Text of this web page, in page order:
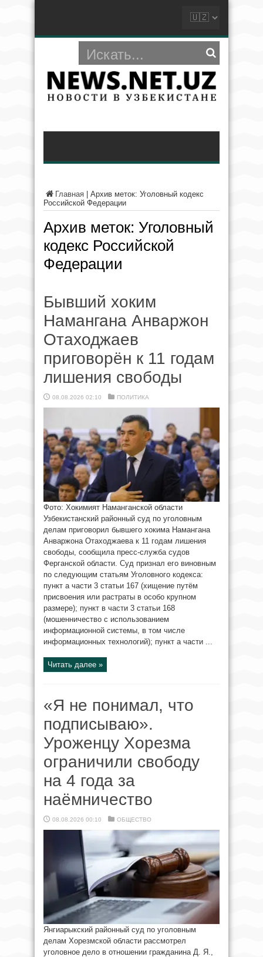
Главная
Архив меток: Уголовный кодекс
Российской Федерации
Архив меток: Уголовный
кодекс Российской
Федерации
Бывший хоким
Намангана Анваржон
Отаходжаев
приговорён к 11 годам
лишения свободы
08.08.2026 02:10 ПОЛИТИКА
Фото: Хокимият Наманганской области
Узбекистанский районный суд по уголовным
делам приговорил бывшего хокима Намангана
Анваржона Отаходжаева к 11 годам лишения
свободы, сообщила пресс-служба судов
Ферганской области. Суд признал его виновным
по следующим статьям Уголовного кодекса:
пункт а части 3 статьи 167 (хищение путём
присвоения или растраты в особо крупном
размере); пункт в части 3 статьи 168
(мошенничество с использованием
информационной системы, в том числе
информационных технологий); пункт а части ...
Читать далее »
«Я не понимал, что
подписываю».
Уроженцу Хорезма
ограничили свободу
на 4 года за
наёмничество
08.08.2026 00:10 ОБЩЕСТВО
Янгиарыкский районный суд по уголовным
делам Хорезмской области рассмотрел
уголовное дело в отношении гражданина Д. Я.,